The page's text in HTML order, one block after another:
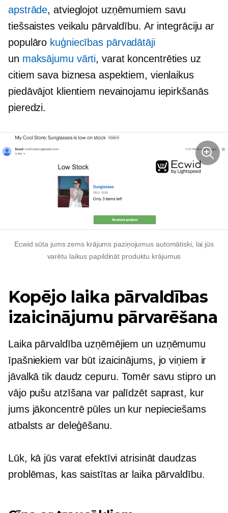
apstrāde, atvieglojot uzņēmumiem savu
tiešsaistes veikalu pārvaldību. Ar integrāciju ar
populāro kuģniecības pārvadātāji
un maksājumu vārti, varat koncentrēties uz
citiem sava biznesa aspektiem, vienlaikus
piedāvājot klientiem nevainojamu iepirkšanās
pieredzi.
Ecwid sūta jumszems krājums paziņojumus automātiski, lai jūs
varētu laikus papildināt produktu krājumus
Kopējo laika pārvaldības
izaicinājumu pārvarēšana
Laika pārvaldība uzņēmējiem un uzņēmumu
īpašniekiem var būt izaicinājums, jo viņiem ir
jāvalkā tik daudz cepuru. Tomēr savu stipro un
vājo pušu atzīšana var palīdzēt saprast, kur
jums jākoncentrē pūles un kur nepieciešams
atbalsts ar deleģēšanu.
Lūk, kā jūs varat efektīvi atrisināt daudzas
problēmas, kas saistītas ar laika pārvaldību.